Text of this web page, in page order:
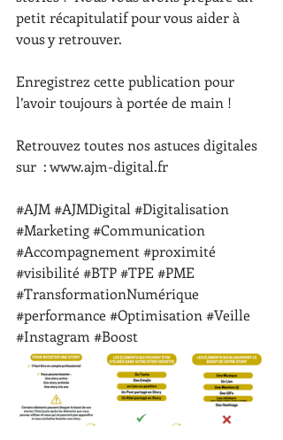
petit récapitulatif pour vous aider à
vous y retrouver.
Enregistrez cette publication pour
l’avoir toujours à portée de main !
Retrouvez toutes nos astuces digitales
sur  : www.ajm-digital.fr
#AJM#AJMDigital #Digitalisation
#Marketing#Communication
#Accompagnement #proximité
#visibilité#BTP#TPE #PME
#TransformationNumérique
#performance#Optimisation #Veille
#Instagram #Boost